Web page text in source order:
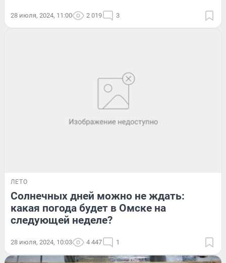
28 июля, 2024, 11:00 2 019 3
ЛЕТО
Солнечных дней можно не ждать:
какая погода будет в Омске на
следующей неделе?
28 июля, 2024, 10:03 4 447 1